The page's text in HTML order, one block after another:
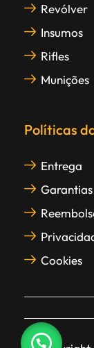
Revólver
Insumos
Rifles
Munições
Políticas
Entrega
Garantias
Cookies